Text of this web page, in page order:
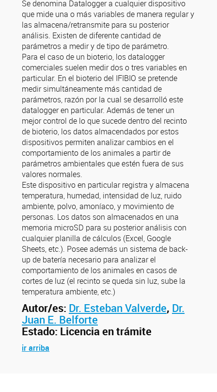
Se denomina Datalogger a cualquier dispositivo
que mide una o más variables de manera regular y
las almacena/retransmite para su posterior
análisis. Existen de diferente cantidad de
parámetros a medir y de tipo de parámetro.
Para el caso de un bioterio, los datalogger
comerciales suelen medir dos o tres variables en
particular. En el bioterio del IFIBIO se pretende
medir simultáneamente más cantidad de
parámetros, razón por la cual se desarrolló este
datalogger en particular. Además de tener un
mejor control de lo que sucede dentro del recinto
de bioterio, los datos almacendados por estos
dispositivos permiten analizar cambios en el
comportamiento de los animales a partir de
parámetros ambientales que estén fuera de sus
valores normales.
Este dispositivo en particular registra y almacena
temperatura, humedad, intensidad de luz, ruido
ambiente, polvo, amoníaco, y movimiento de
personas. Los datos son almacenados en una
memoria microSD para su posterior análisis con
cualquier planilla de cálculos (Excel, Google
Sheets, etc.). Posee además un sistema de back-
up de batería necesario para analizar el
comportamiento de los animales en casos de
cortes de luz (el recinto se queda sin luz, sube la
temperatura ambiente, etc.)
Autor/es: Dr. Esteban Valverde, Dr.
Juan E. Belforte
Estado: Licencia en trámite
ir arriba